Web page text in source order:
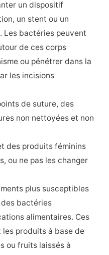
un dispositif
un stent ou un
Les bactéries peuvent
de ces corps
ou pénétrer dans la
les incisions
de suture, des
non nettoyées et non
des produits féminins
ou ne pas les changer
plus susceptibles
des bactéries
alimentaires. Ces
produits à base de
ou fruits laissés à